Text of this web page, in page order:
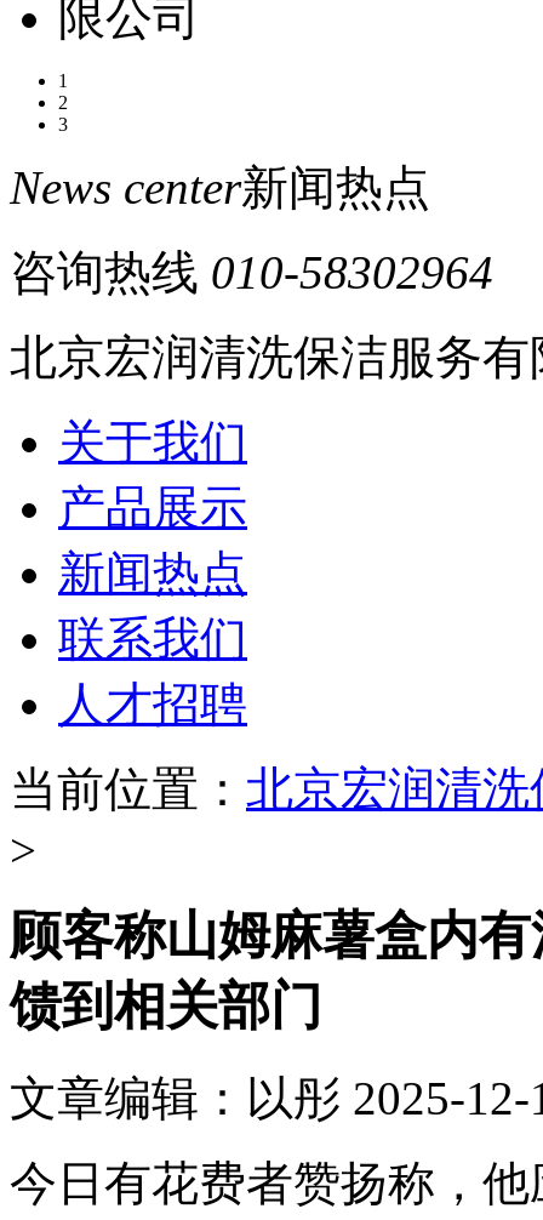
1
2
3
News center新闻热点
咨询热线 010-58302964
北京宏润清洗保洁服务有
关于我们
产品展示
新闻热点
联系我们
人才招聘
当前位置： 北京宏润清
>
顾客称山姆麻薯盒内
馈到相关部门
文章编辑：以彤 2025-12-
今日有花费者赞扬称，